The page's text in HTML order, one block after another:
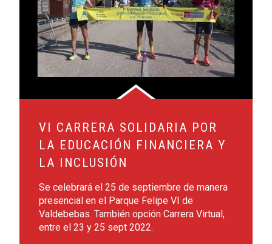
VI CARRERA SOLIDARIA POR
LA EDUCACIÓN FINANCIERA Y
LA INCLUSIÓN
Se celebrará el 25 de septiembre de manera
presencial en el Parque Felipe VI de
Valdebebas. También opción Carrera Virtual,
entre el 23 y 25 sept 2022.